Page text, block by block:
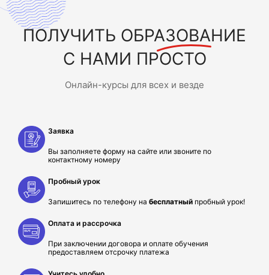
ПОЛУЧИТЬ ОБРАЗОВАНИЕ
С НАМИ ПРОСТО
Онлайн-курсы для всех и везде
Заявка
Вы заполняете форму на сайте или звоните по
контактному номеру
Пробный урок
Запишитесь по телефону на бесплатный пробный урок!
Оплата и рассрочка
При заключении договора и оплате обучения
предоставляем отсрочку платежа